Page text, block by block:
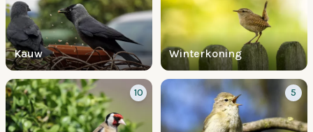
Kauw Winterkoning
10 5